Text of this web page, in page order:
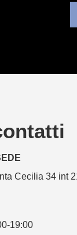
Cecilia 34 int
19:00